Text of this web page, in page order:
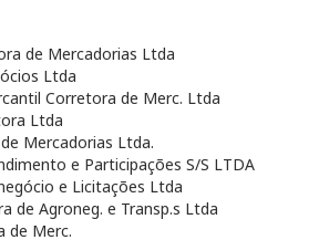
de Mercadorias Ltda
Ltda
Corretora de Merc. Ltda
Ltda
Mercadorias Ltda.
e Participações S/S LTDA
e Licitações Ltda
de Agroneg. e Transp.s Ltda
de Merc.